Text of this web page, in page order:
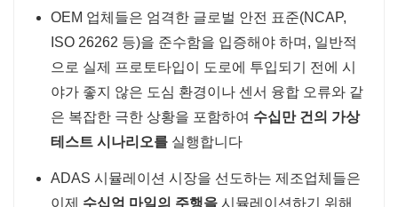
OEM 업체들은 엄격한 글로벌 안전 표준(NCAP,
ISO 26262 등)을 준수함을 입증해야 하며, 일반적
으로 실제 프로토타입이 도로에 투입되기 전에 시
야가 좋지 않은 도심 환경이나 센서 융합 오류와 같
은 복잡한 극한 상황을 포함하여 수십만 건의 가상
테스트 시나리오를 실행합니다
ADAS 시뮬레이션 시장을 선도하는 제조업체들은
이제 수십억 마일의 주행을 시뮬레이션하기 위해